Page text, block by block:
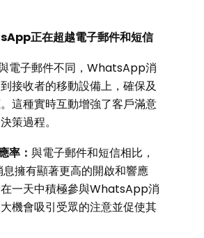
正在超越電子郵件和短信
電子郵件不同，WhatsApp消
接收者的移動設備上，確保及
這種實時互動增強了客戶滿意
策過程。
率： 與電子郵件和短信相比，
擁有顯著更高的開啟和響應
一天中積極參與WhatsApp消
機會吸引受眾的注意並促使其